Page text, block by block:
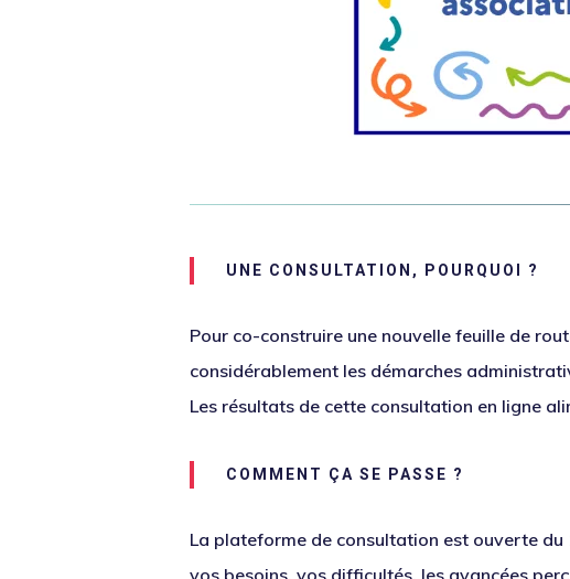
UNE CONSULTATION, POURQUOI ?
Pour co-construire une nouvelle feuille de
considérablement les démarches
Les résultats de cette consultation en ligne
COMMENT ÇA SE PASSE ?
La plateforme de consultation est ouverte du
vos besoins, vos difficultés, les avancées